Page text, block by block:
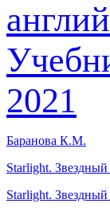
Баранова К.М.
Starlight.
Starlight.